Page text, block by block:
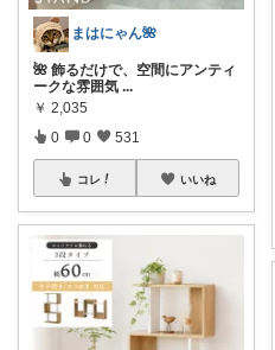
まはにゃん🌺
🌺 飾るだけで、空間にアンティ
ークな雰囲気 ...
￥ 2,035
0 0 531
コレ いいね